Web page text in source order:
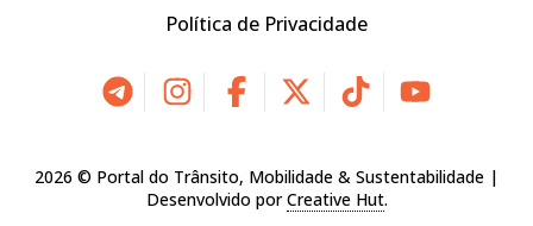
Política de Privacidade
2026 © Portal do Trânsito, Mobilidade & Sustentabilidade |
Desenvolvido porCreative Hut.